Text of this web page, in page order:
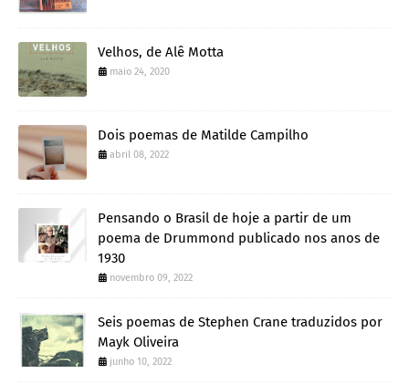
Velhos, de Alê Motta
maio 24, 2020
Dois poemas de Matilde Campilho
abril 08, 2022
Pensando o Brasil de hoje a partir de um
poema de Drummond publicado nos anos de
1930
novembro 09, 2022
Seis poemas de Stephen Crane traduzidos por
Mayk Oliveira
junho 10, 2022